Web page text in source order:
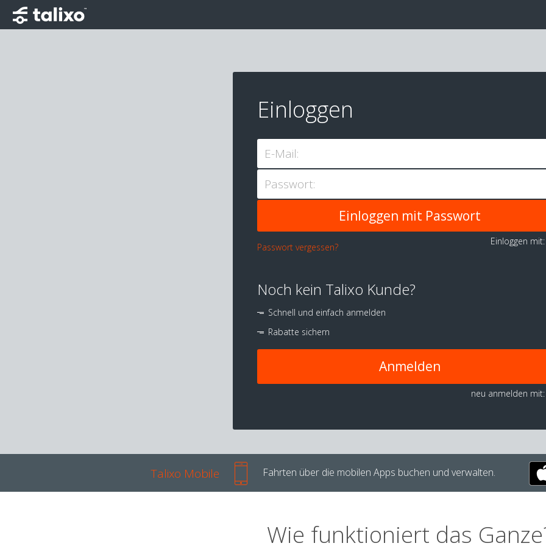
Einloggen
E-Mail:
Passwort:
Passwort vergessen?
Einloggen
Noch kein Talixo Kunde?
Schnell und einfach anmelden
Rabatte sichern
Anmelden
neu anmelden mit:
Talixo Mobile Fahrten über die mobilen Apps buchen und verwalten.
Wie funktioniert das